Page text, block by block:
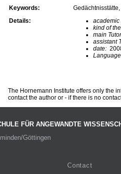
Keywords:
Details:
academic
kind of
main
assistant
date:
The Hornemann Institute offers only the
contact the author or - if there is no
FÜR ANGEWANDTE
Göttingen
Contact